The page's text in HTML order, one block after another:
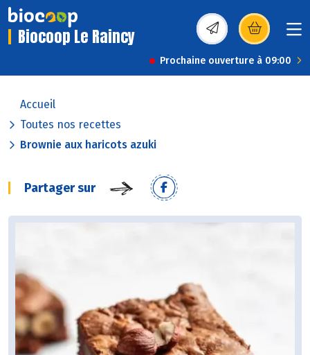
Biocoop Le Raincy (s’ouvre dans une
Prochaine ouverture à 09:00
Accueil
Toutes nos recettes
Brownie aux haricots azuki
Partager sur